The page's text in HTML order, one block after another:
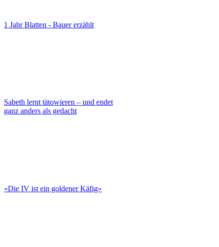
1 Jahr Blatten - Bauer erzählt
Sabeth lernt tätowieren – und endet
ganz anders als gedacht
«Die IV ist ein goldener Käfig»